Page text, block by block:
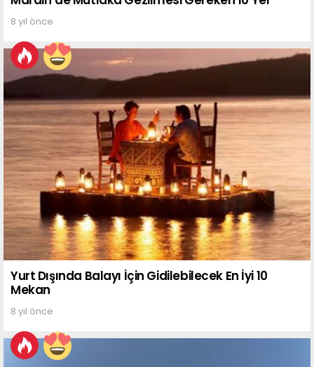
8 yıl önce
Yurt Dışında Balayı İçin Gidilebilecek En İyi 10
Mekan
8 yıl önce